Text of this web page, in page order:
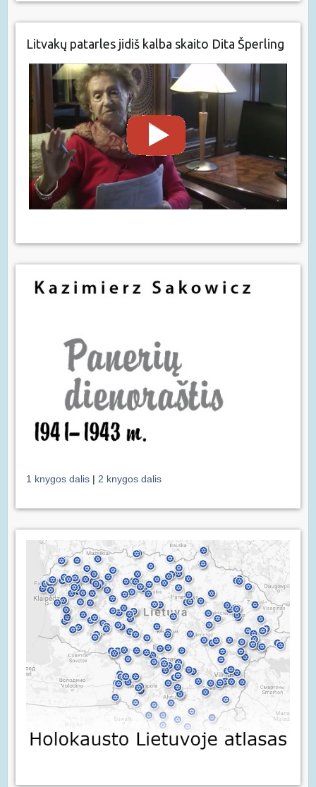
Litvakų patarles jidiš kalba skaito Dita Šperling
1 knygos dalis | 2 knygos dalis